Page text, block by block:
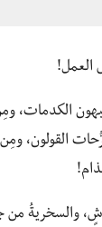
العمل!
الكدمات،
القولون، ومِن
والسخريةُ